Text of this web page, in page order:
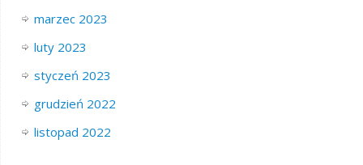
marzec 2023
luty 2023
styczeń 2023
grudzień 2022
listopad 2022